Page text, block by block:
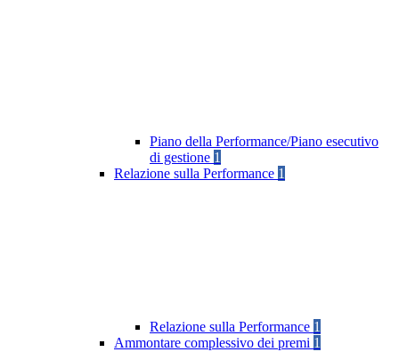
Piano della Performance/Piano esecutivo
di gestione 1
Relazione sulla Performance 1
Relazione sulla Performance 1
Ammontare complessivo dei premi 1